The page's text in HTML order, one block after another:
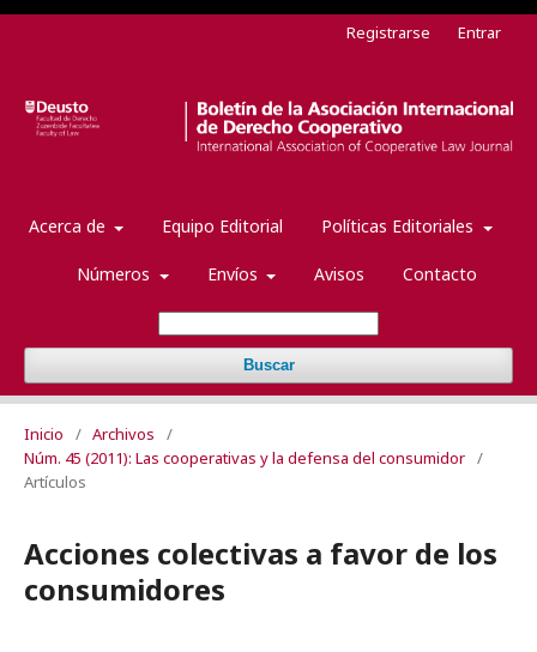
Acerca de Equipo Editorial Políticas Editoriales
Números Envíos Avisos Contacto
Buscar
Registrarse Entrar
Inicio / Archivos
/
Núm. 45 (2011): Las cooperativas y la defensa del consumidor /
Artículos
Acciones colectivas a favor de los
consumidores